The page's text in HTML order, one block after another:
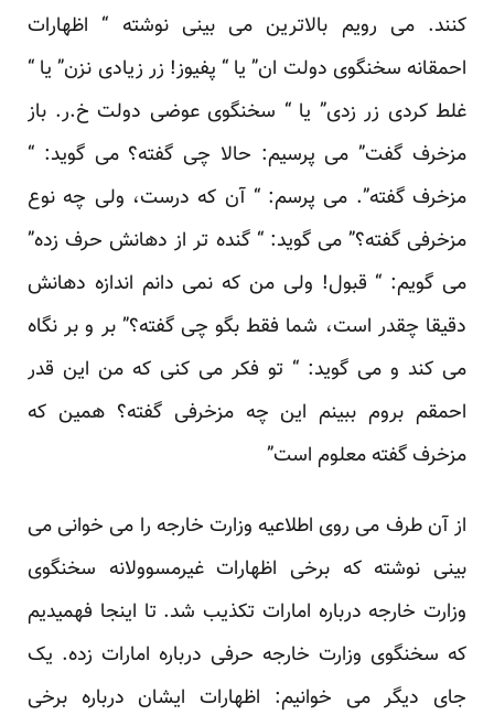
کنند. می رویم بالاترین می بینی نوشته “ اظهارات
احمقانه سخنگوی دولت ان” یا “ پفیوز! زر زیادی نزن” یا “
غلط کردی زر زدی” یا “ سخنگوی عوضی دولت خ.ر. باز
مزخرف گفت” می پرسیم: حالا چی گفته؟ می گوید: “
مزخرف گفته”. می پرسم: “ آن که درست، ولی چه نوع
مزخرفی گفته؟” می گوید: “ گنده تر از دهانش حرف زده”
می گویم: “ قبول! ولی من که نمی دانم اندازه دهانش
دقیقا چقدر است، شما فقط بگو چی گفته؟” بر و بر نگاه
می کند و می گوید: “ تو فکر می کنی که من این قدر
احمقم بروم ببینم این چه مزخرفی گفته؟ همین که
مزخرف گفته معلوم است”
از آن طرف می روی اطلاعیه وزارت خارجه را می خوانی می
بینی نوشته که برخی اظهارات غیرمسوولانه سخنگوی
وزارت خارجه درباره امارات تکذیب شد. تا اینجا فهمیدیم
که سخنگوی وزارت خارجه حرفی درباره امارات زده. یک
جای دیگر می خوانیم: اظهارات ایشان درباره برخی